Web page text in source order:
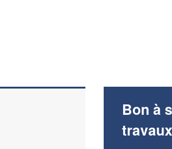
Bon à
travaux